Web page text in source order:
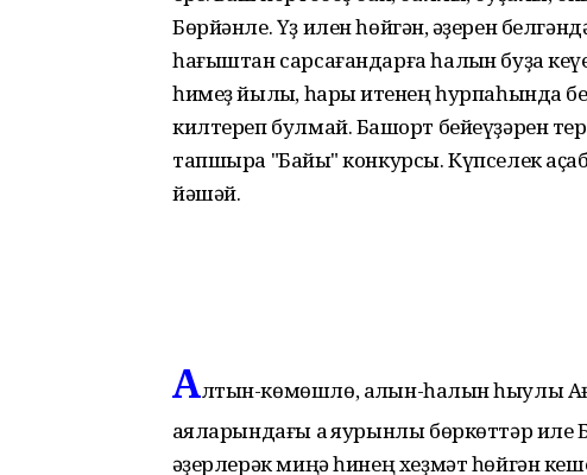
Бөрйәнле. Үҙ илен һөйгән, ҡәҙерен
һағыштан сарсағандарға һалҡын буҙа
һимеҙ йылҡы, һарыҡ итенең һурпаһында
килтереп булмай. Башҡорт бейеүҙәрен
тапшыра "Байыҡ" конкурсы. Күпселек
йәшәй.
Алтын-көмөшлө, алҡын-һалҡын һыулы
ҡаяларындағы аҡ яурынлы бөркөттәр
ҡәҙерлерәк миңә һинең хеҙмәт һөйгән